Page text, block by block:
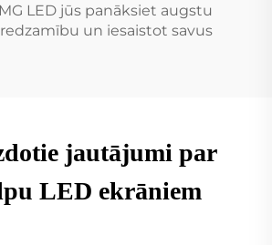
LED jūs panāksiet augstu
un iesaistot savus
jautājumi par
LED ekrāniem